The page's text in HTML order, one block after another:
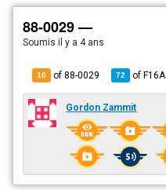
88-0029 —
Soumisil y a 4 ans
10 of 88-0029 72 ofF16A
Gordon Zammit